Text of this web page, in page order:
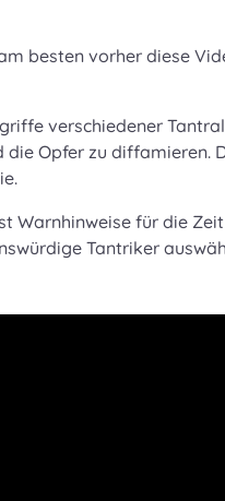
besten vorher diese
verschiedener
Opfer zu diffamieren.
Warnhinweise für die
Tantriker